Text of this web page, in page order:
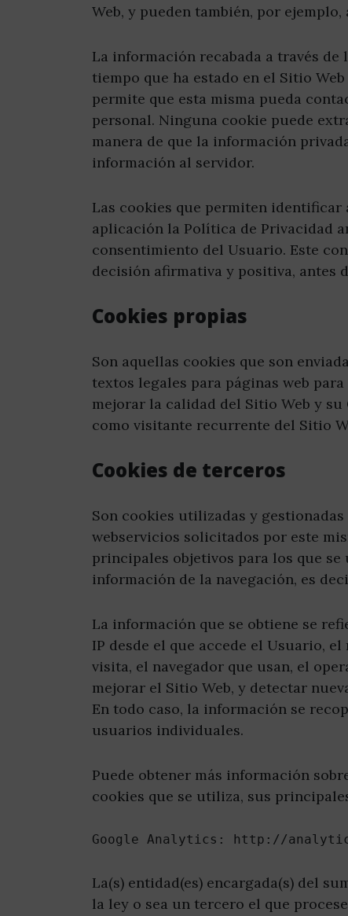
Web, y pueden también, por
La información recabada a través
tiempo que ha estado en el Sitio
permite que esta misma pueda
personal. Ninguna cookie puede
manera de que la información
información al servidor.
Las cookies que permiten identificar
aplicación la Política de Privacidad
consentimiento del Usuario. Este
decisión afirmativa y positiva, antes
Cookies propias
Son aquellas cookies que son
textos legales para páginas web
mejorar la calidad del Sitio Web y
como visitante recurrente del Sitio
Cookies de terceros
Son cookies utilizadas y
webservicios solicitados por este
principales objetivos para los que
información de la navegación, es
La información que se obtiene se
IP desde el que accede el Usuario,
visita, el navegador que usan, el
mejorar el Sitio Web, y detectar
En todo caso, la información se
usuarios individuales.
Puede obtener más información
cookies que se utiliza, sus
Google Analytics: http://
La(s) entidad(es) encargada(s) del
la ley o sea un tercero el que